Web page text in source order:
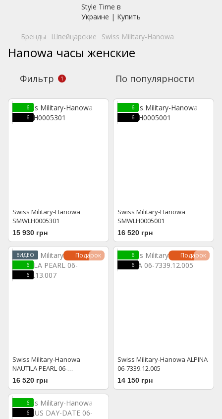
Бренды Швейцарские Swiss Military-Hanowa
Hanowa часы женские
Фильтр 1 По популярности
6
6
Swiss Military-Hanowa
SMWLH0005301
15 930 грн
6
6
Swiss Military-Hanowa
SMWLH0005001
16 520 грн
Подарок
ВИДЕО
6
6
Swiss Military-Hanowa
NAUTILA PEARL 06-
7296.7.13.007
16 520 грн
Подарок
6
6
Swiss Military-Hanowa ALPINA
06-7339.12.005
14 150 грн
6
6